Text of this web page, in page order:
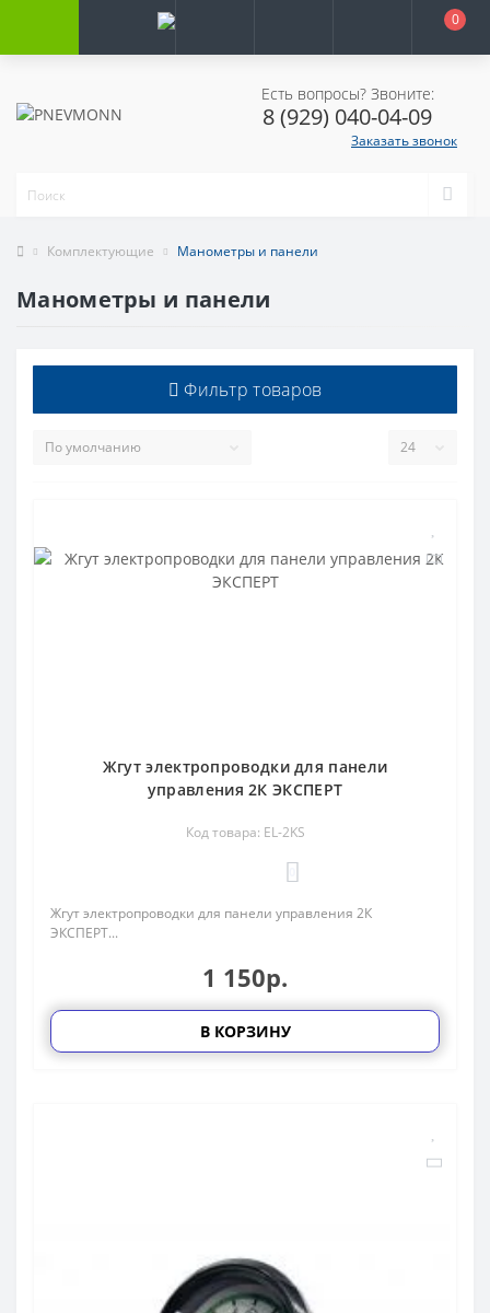
0
Есть вопросы? Звоните:
8 (929) 040-04-09
Заказать звонок
Комплектующие Манометры и панели
Манометры и панели
Фильтр товаров
Жгут электропроводки для панели
управления 2К ЭКСПЕРТ
Код товара: EL-2KS
Жгут электропроводки для панели управления 2К
ЭКСПЕРТ...
1 150р.
В КОРЗИНУ